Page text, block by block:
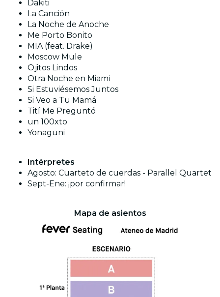
Dákiti
La Canción
La Noche de Anoche
Me Porto Bonito
MIA (feat. Drake)
Moscow Mule
Ojitos Lindos
Otra Noche en Miami
Si Estuviésemos Juntos
Si Veo a Tu Mamá
Tití Me Preguntó
un 100xto
Yonaguni
Intérpretes
Agosto: Cuarteto de cuerdas - Parallel Quartet
Sept-Ene: ¡por confirmar!
Mapa de asientos